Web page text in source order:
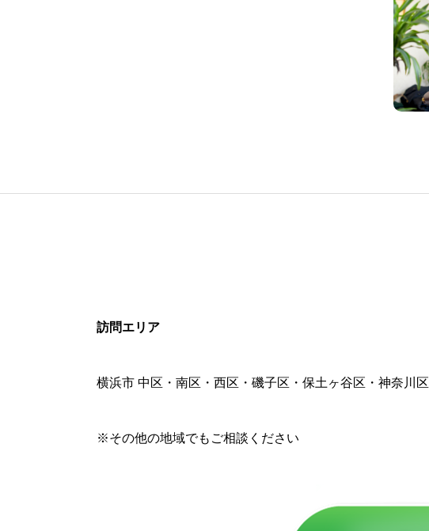
訪問エリア
横浜市 中区・南区・西区 ・磯子区・保土ヶ谷区・神奈川区
※その他の地域でもご相談ください